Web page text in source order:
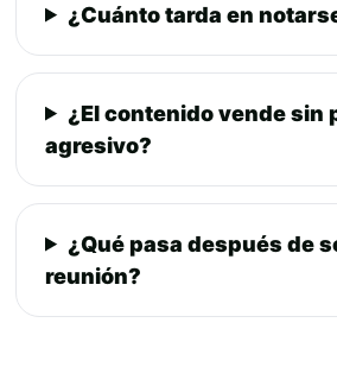
¿Cuánto tarda en
¿El contenido vende sin
agresivo?
¿Qué pasa después de
reunión?